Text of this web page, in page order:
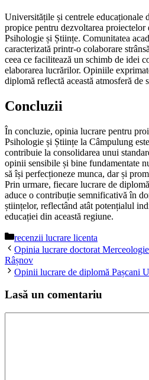
Universitățile și centrele educaționale
propice pentru dezvoltarea
Psihologie și Științe. Comunitatea
caracterizată printr-o colaborare
ceea ce facilitează un schimb de idei
elaborarea lucrărilor. Opiniile
diplomă reflectă această atmosferă de
Concluzii
În concluzie, opinia lucrare pentru
Psihologie și Științe la Câmpulung
contribuie la consolidarea unui
opinii sensibile și bine fundamentate
să își perfecționeze munca, dar și
Prin urmare, fiecare lucrare de
aduce o contribuție semnificativă în
științelor, reflectând atât potențialul
educației din această regiune.
Categorii
recenzii lucrare licenta
Opinia lucrare doctorat
Râșnov
Opinii lucrare de diplomă Pașcani
Lasă un comentariu